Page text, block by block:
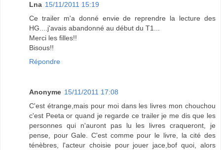
Lna 15/11/2011 15:19
Ce trailer m'a donné envie de reprendre la lecture des
HG....j'avais abandonné au début du T1...
Merci les filles!!
Bisous!!
Répondre
Anonyme 15/11/2011 17:08
C'est étrange,mais pour moi dans les livres mon chouchou
c'est Peeta or quand je regarde ce trailer je me dis que les
personnes qui n'auront pas lu les livres craqueront, je
pense, pour Gale. C'est comme pour le livre, la cité des
ténèbres, l'acteur choisie pour jouer jace,bof quoi, alors